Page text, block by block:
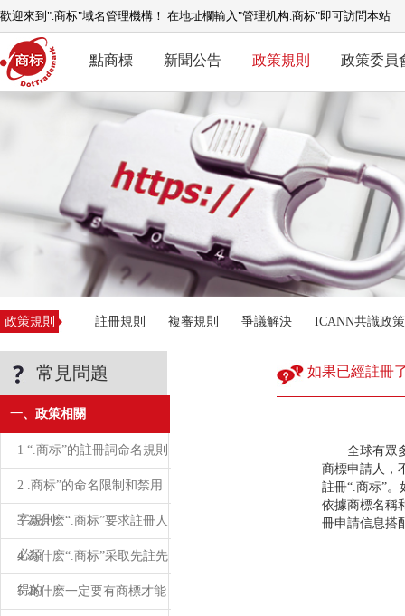
歡迎來到".商标"域名管理機構！ 在地址欄輸入"管理机构.商标"即可訪問本站
點商標 新聞公告 政策規則 政策委員
政策規則 註冊規則 複審規則 爭議解決 ICANN共識政策
常見問題
一、政策相關
1 “.商标”的註冊詞命名規則
2 .商标”的命名限制和禁用
字規則
3 為什麽“.商标”要求註冊人
必須
4 為什麽“.商标”采取先註先
得的
5 為什麽一定要有商標才能
如果已經註冊
全球有眾多
商標申請人，
註冊“.商标”
依據商標名稱
冊申請信息搭